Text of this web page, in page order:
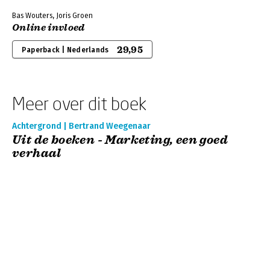
Bas Wouters, Joris Groen
Online invloed
Paperback | Nederlands 29,95
Meer over dit boek
Achtergrond | Bertrand Weegenaar
Uit de boeken - Marketing, een goed
verhaal